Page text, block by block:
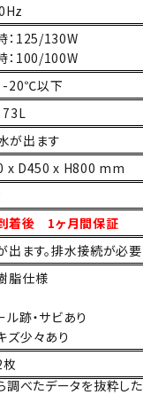
：125/130W
：100/100W
-20℃以下
73L
x D450 x H800 mm
着後 1ヶ月間保証
出ます。排水接続が必要
脂仕様
ル跡・サビあり
ズ少々あり
べたデータを抜粋した